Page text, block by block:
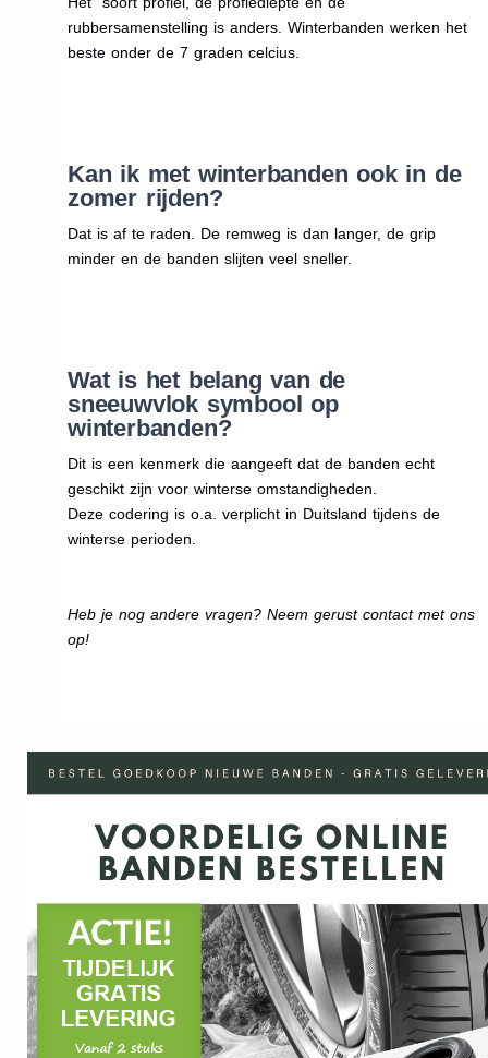
rubbersamenstelling is anders. Winterbanden werken het
beste onder de 7 graden celcius.
Kan ik met winterbanden ook in de
zomer rijden?
Dat is af te raden. De remweg is dan langer, de grip
minder en de banden slijten veel sneller.
Wat is het belang van de
sneeuwvlok symbool op
winterbanden?
Dit is een kenmerk die aangeeft dat de banden echt
geschikt zijn voor winterse omstandigheden.
Deze codering is o.a. verplicht in Duitsland tijdens de
winterse perioden.
Heb je nog andere vragen? Neem gerust contact met ons
op!